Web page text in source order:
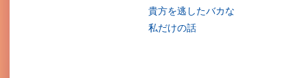
貴方を逃したバカな
私だけの話